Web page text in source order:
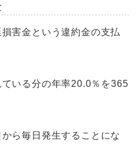
害金という違約金の支払
いる分の年率20.0％を365
ら毎日発生することにな